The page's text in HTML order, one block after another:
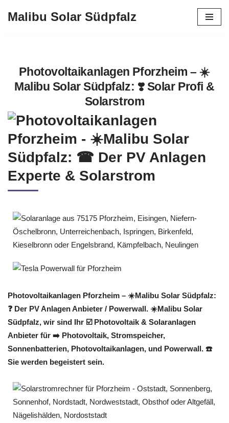
Malibu Solar Südpfalz
Photovoltaikanlagen Pforzheim – ☀️
Malibu Solar Südpfalz: ❣️ Solar Profi &
Solarstrom
Photovoltaikanlagen Pforzheim – ☀️Malibu Solar Südpfalz:
❓️ Der PV Anlagen Anbieter / Powerwall. ☀️Malibu Solar
Südpfalz, wir sind Ihr ☑️ Photovoltaik & Solaranlagen
Anbieter für ➡️ Photovoltaik, Stromspeicher,
Sonnenbatterien, Photovoltaikanlagen, und Powerwall. ☎️
Sie werden begeistert sein.